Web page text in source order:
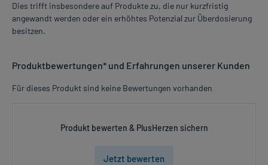
Dies trifft insbesondere auf Produkte zu, die nur kurzfristig
angewandt werden oder ein erhöhtes Potenzial zur Überdosierung
besitzen.
Produktbewertungen* und Erfahrungen unserer Kunden
Für dieses Produkt sind keine Bewertungen vorhanden
Produkt bewerten & PlusHerzen sichern
Jetzt bewerten